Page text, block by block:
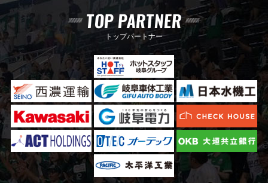
TOP PARTNER
トップパートナー